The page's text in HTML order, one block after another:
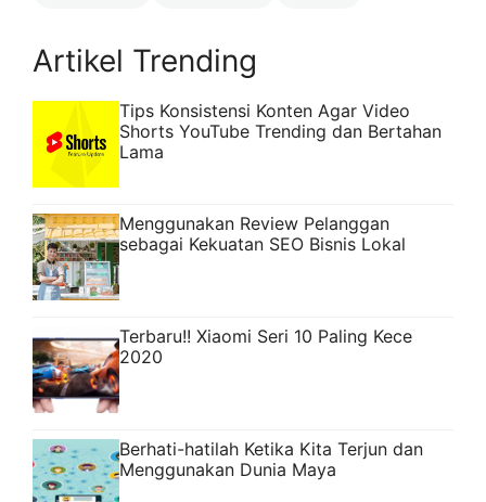
Artikel Trending
Tips Konsistensi Konten Agar Video
Shorts YouTube Trending dan Bertahan
Lama
Menggunakan Review Pelanggan
sebagai Kekuatan SEO Bisnis Lokal
Terbaru!! Xiaomi Seri 10 Paling Kece
2020
Berhati-hatilah Ketika Kita Terjun dan
Menggunakan Dunia Maya